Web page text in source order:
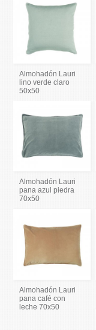
Almohadón Lauri
lino verde claro
50x50
Almohadón Lauri
pana azul piedra
70x50
Almohadón Lauri
pana café con
leche 70x50